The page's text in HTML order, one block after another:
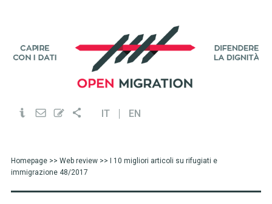
IT EN
Homepage>> Web review>> I 10 migliori articoli su rifugiati e
immigrazione 48/2017